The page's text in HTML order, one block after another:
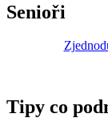
Senioři
Tipy co